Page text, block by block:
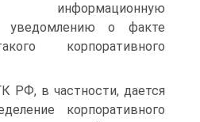
информационную
уведомлению о факте
корпоративного
РФ, в частности, дается
корпоративного